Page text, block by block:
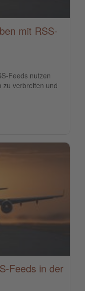
mit RSS-
Feeds nutzen
zu verbreiten und
Feeds in der